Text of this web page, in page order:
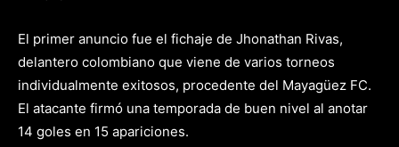
El primer anuncio fue el fichaje de Jhonathan Rivas,
delantero colombiano que viene de varios torneos
individualmente exitosos, procedente del Mayagüez FC.
El atacante firmó una temporada de buen nivel al anotar
14 goles en 15 apariciones.